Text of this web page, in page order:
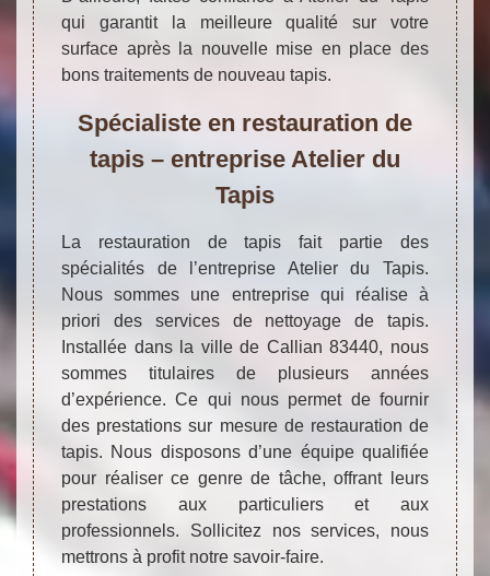
qui garantit la meilleure qualité sur votre
surface après la nouvelle mise en place des
bons traitements de nouveau tapis.
Spécialiste en restauration de
tapis – entreprise Atelier du
Tapis
La restauration de tapis fait partie des
spécialités de l’entreprise Atelier du Tapis.
Nous sommes une entreprise qui réalise à
priori des services de nettoyage de tapis.
Installée dans la ville de Callian 83440, nous
sommes titulaires de plusieurs années
d’expérience. Ce qui nous permet de fournir
des prestations sur mesure de restauration de
tapis. Nous disposons d’une équipe qualifiée
pour réaliser ce genre de tâche, offrant leurs
prestations aux particuliers et aux
professionnels. Sollicitez nos services, nous
mettrons à profit notre savoir-faire.